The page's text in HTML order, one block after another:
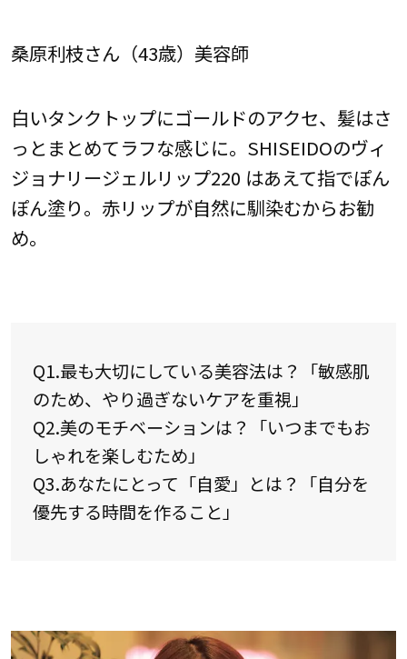
桑原利枝さん（43歳）美容師
白いタンクトップにゴールドのアクセ、髪はさ
っとまとめてラフな感じに。SHISEIDOのヴィ
ジョナリージェルリップ220 はあえて指でぽん
ぽん塗り。赤リップが自然に馴染むからお勧
め。
Q1.最も大切にしている美容法は？「敏感肌
のため、やり過ぎないケアを重視」
Q2.美のモチベーションは？「いつまでもお
しゃれを楽しむため」
Q3.あなたにとって「自愛」とは？「自分を
優先する時間を作ること」